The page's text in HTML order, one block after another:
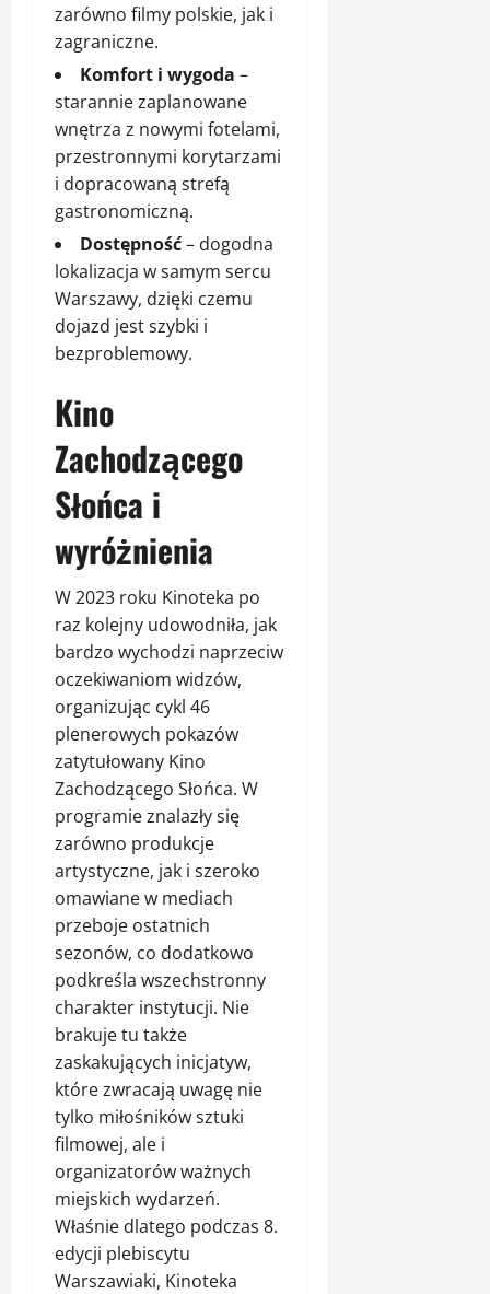
zarówno filmy polskie, jak i
zagraniczne.
Komfort i wygoda –
starannie zaplanowane
wnętrza z nowymi fotelami,
przestronnymi korytarzami
i dopracowaną strefą
gastronomiczną.
Dostępność– dogodna
lokalizacja w samym sercu
Warszawy, dzięki czemu
dojazd jest szybki i
bezproblemowy.
Kino
Zachodzącego
Słońca i
wyróżnienia
W 2023 roku Kinoteka po
raz kolejny udowodniła, jak
bardzo wychodzi naprzeciw
oczekiwaniom widzów,
organizując cykl 46
plenerowych pokazów
zatytułowany Kino
Zachodzącego Słońca. W
programie znalazły się
zarówno produkcje
artystyczne, jak i szeroko
omawiane w mediach
przeboje ostatnich
sezonów, co dodatkowo
podkreśla wszechstronny
charakter instytucji. Nie
brakuje tu także
zaskakujących inicjatyw,
które zwracają uwagę nie
tylko miłośników sztuki
filmowej, ale i
organizatorów ważnych
miejskich wydarzeń.
Właśnie dlatego podczas 8.
edycji plebiscytu
Warszawiaki, Kinoteka